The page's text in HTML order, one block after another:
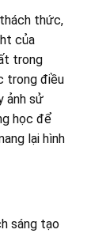
thức,
của
trong
trong điều
ảnh sử
học để
lại hình
sáng tạo